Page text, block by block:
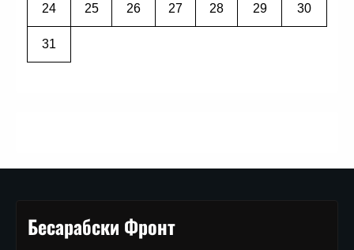
24 25 26 27 28 29 30
31
Бесарабски Фронт